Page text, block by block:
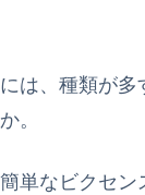
は、種類が
。
単なビクセ